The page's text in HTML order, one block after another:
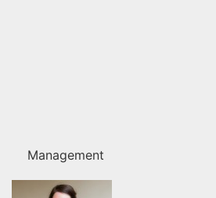
Management